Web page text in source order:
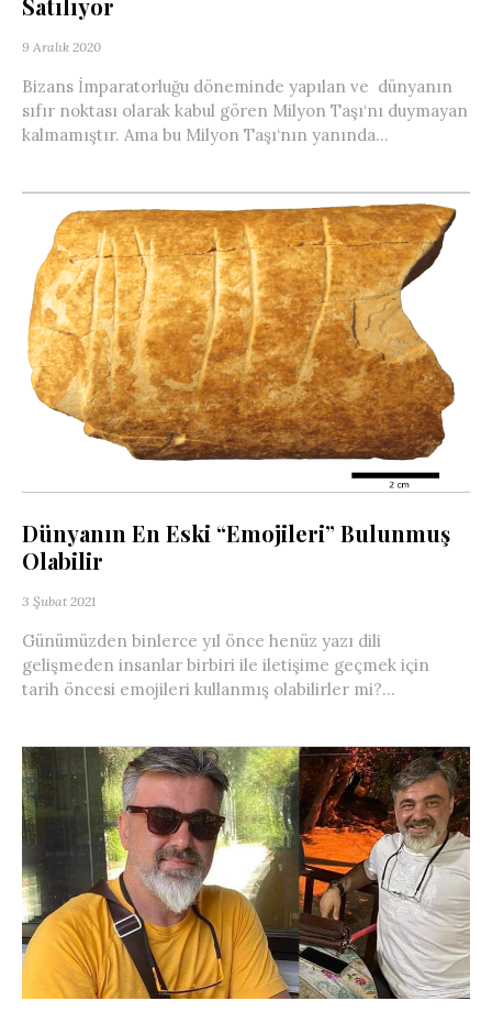
Satılıyor
9 Aralık 2020
Bizans İmparatorluğu döneminde yapılan ve dünyanın
sıfır noktası olarak kabul gören Milyon Taşı‘nı duymayan
kalmamıştır. Ama bu Milyon Taşı‘nın yanında...
Dünyanın En Eski “Emojileri” Bulunmuş
Olabilir
3 Şubat 2021
Günümüzden binlerce yıl önce henüz yazı dili
gelişmeden insanlar birbiri ile iletişime geçmek için
tarih öncesi emojileri kullanmış olabilirler mi?...